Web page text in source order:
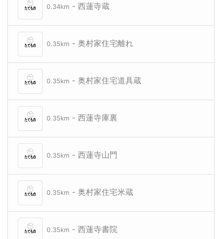
0.34km - 西蓮寺蔵
0.35km - 奥村家住宅離れ
0.35km - 奥村家住宅道具蔵
0.35km - 西蓮寺庫裏
0.35km - 西蓮寺山門
0.35km - 奥村家住宅米蔵
0.35km - 西蓮寺書院